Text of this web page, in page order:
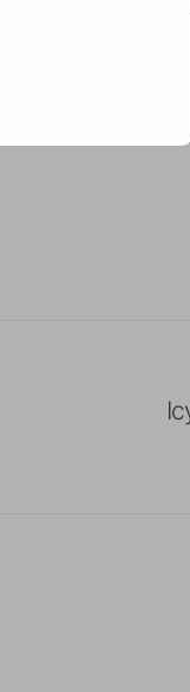
por SHH tal